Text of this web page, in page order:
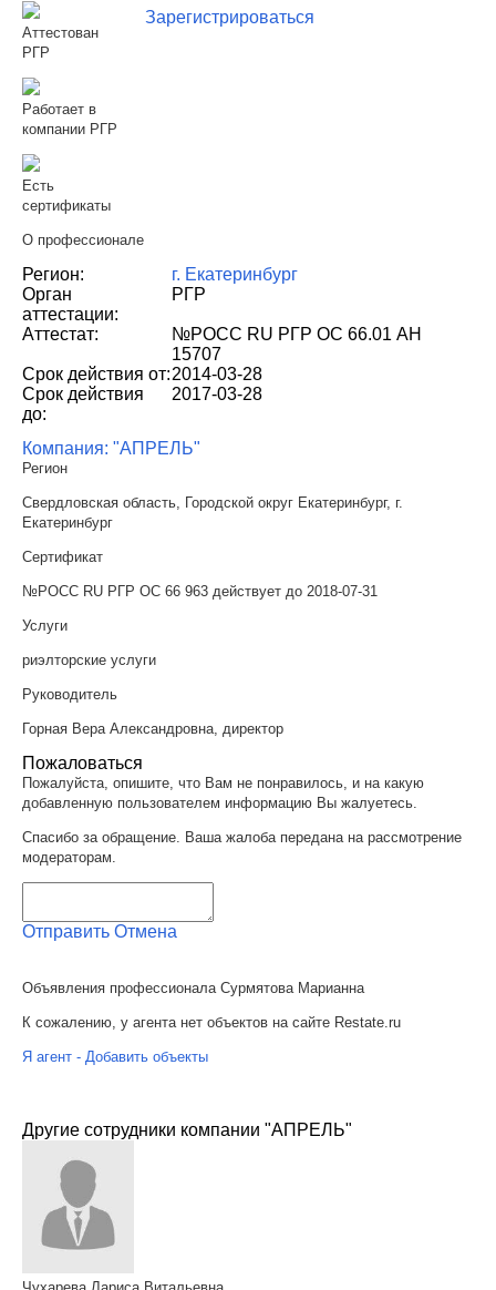
Зарегистрироваться
Аттестован
РГР
Работает в
компании РГР
Есть
сертификаты
О профессионале
Регион:
г. Екатеринбург
Орган
аттестации:
РГР
Аттестат:
№РОСС RU РГР ОС 66.01 АН
15707
Срок действия от:2014-03-28
Срок действия
до:
2017-03-28
Компания: "АПРЕЛЬ"
Регион
Свердловская область, Городской округ Екатеринбург, г.
Екатеринбург
Сертификат
№РОСС RU РГР ОС 66 963 действует до 2018-07-31
Услуги
риэлторские услуги
Руководитель
Горная Вера Александровна, директор
Пожаловаться
Пожалуйста, опишите, что Вам не понравилось, и на какую
добавленную пользователем информацию Вы жалуетесь.
Спасибо за обращение. Ваша жалоба передана на рассмотрение
модераторам.
Отправить Отмена
Объявления профессионала Сурмятова Марианна
К сожалению, у агента нет объектов на сайте Restate.ru
Я агент - Добавить объекты
Другие сотрудники компании "АПРЕЛЬ"